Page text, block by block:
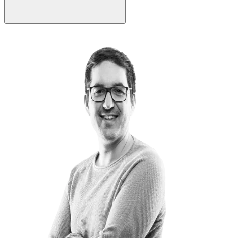
SSO-Anbindung ist in wenigen Wochen umsetzbar. Projekte mit
Custom Plugins und komplexen Datenquellen können mehr Zeit
beanspruchen. Wir erstellen dir gerne ein individuelles Angebot.